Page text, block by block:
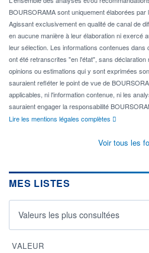
BOURSORAMA sont uniquement élaborées
Agissant exclusivement en qualité de canal de
en aucune manière à leur élaboration ni exercé
leur sélection. Les informations contenues
ont été retranscrites "en l'état", sans déclaration
opinions ou estimations qui y sont exprimées
sauraient refléter le point de vue de
applicables, ni l'information contenue, ni les
sauraient engager la responsabilité
Lire les mentions légales complètes
Voir tous les
MES LISTES
Valeurs les plus consultées
VALEUR